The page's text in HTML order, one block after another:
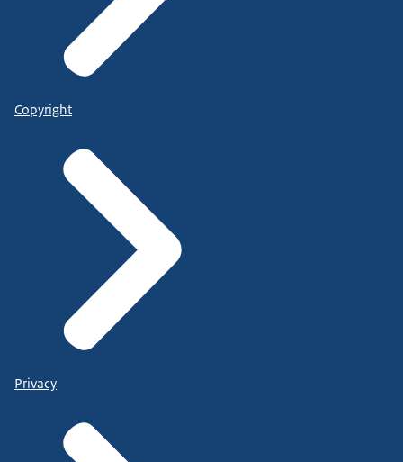
Copyright
Privacy